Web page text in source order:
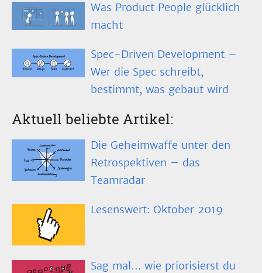
Was Product People glücklich
macht
Spec-Driven Development –
Wer die Spec schreibt,
bestimmt, was gebaut wird
Aktuell beliebte Artikel:
Die Geheimwaffe unter den
Retrospektiven – das
Teamradar
Lesenswert: Oktober 2019
Sag mal… wie priorisierst du